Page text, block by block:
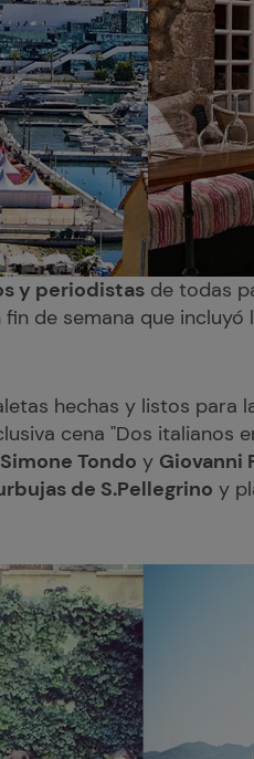
y periodistas de todas
de semana que incluyó
hechas y listos
cena "Dos italianos
Simone Tondo y Giovanni
de S.Pellegrino y